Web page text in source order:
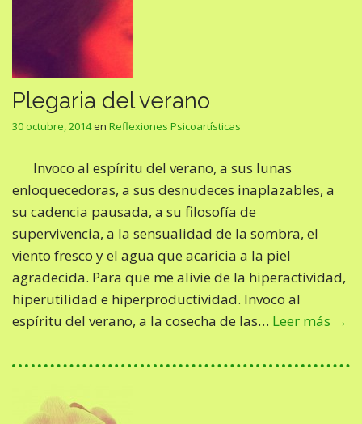
Plegaria del verano
30 octubre, 2014en Reflexiones Psicoartísticas
Invoco al espíritu del verano, a sus lunas
enloquecedoras, a sus desnudeces inaplazables, a
su cadencia pausada, a su filosofía de
supervivencia, a la sensualidad de la sombra, el
viento fresco y el agua que acaricia a la piel
agradecida. Para que me alivie de la hiperactividad,
hiperutilidad e hiperproductividad. Invoco al
espíritu del verano, a la cosecha de las… Leer más →